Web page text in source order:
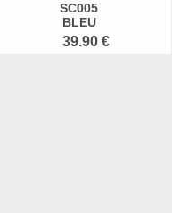
SC005
BLEU
39.90 €